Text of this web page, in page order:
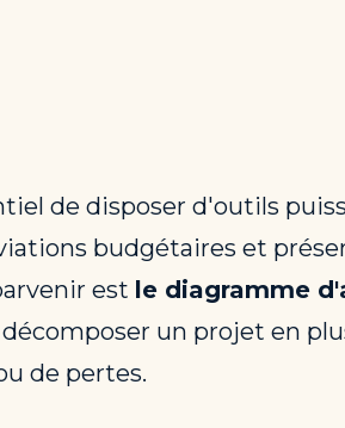
de disposer d'outils
budgétaires et
est le diagramme
un projet en
de pertes.